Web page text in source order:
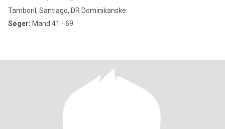
Tamboril, Santiago, DR Dominikanske
Søger: Mand 41 - 69